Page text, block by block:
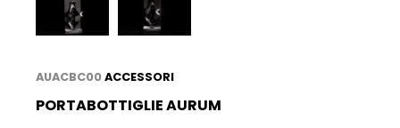
AUACBC00ACCESSORI
PORTABOTTIGLIE AURUM